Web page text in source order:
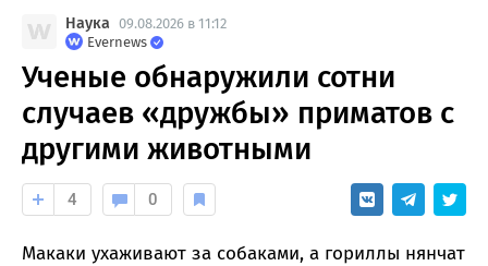
Наука 09.08.2026 в 11:12
Evernews
Ученые обнаружили сотни
случаев «дружбы» приматов с
другими животными
4 0
Макаки ухаживают за собаками, а гориллы нянчат